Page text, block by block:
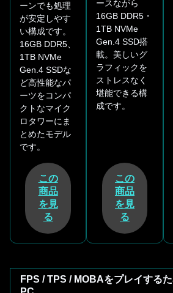
ーンでも処理
が安定しやす
い構成です。
16GB DDR5、
1TB NVMe
Gen.4 SSDな
ど高性能なパ
ーツをコンパ
クトなマイク
ロタワーにま
とめたモデル
です。
この
商品
を見
る
ースながら
16GB DDR5・
1TB NVMe
Gen.4 SSD搭
載。美しいグ
ラフィックを
ストレスなく
堪能できる構
成です。
この
商品
を見
る
FPS / TPS / MOBAをプレイする